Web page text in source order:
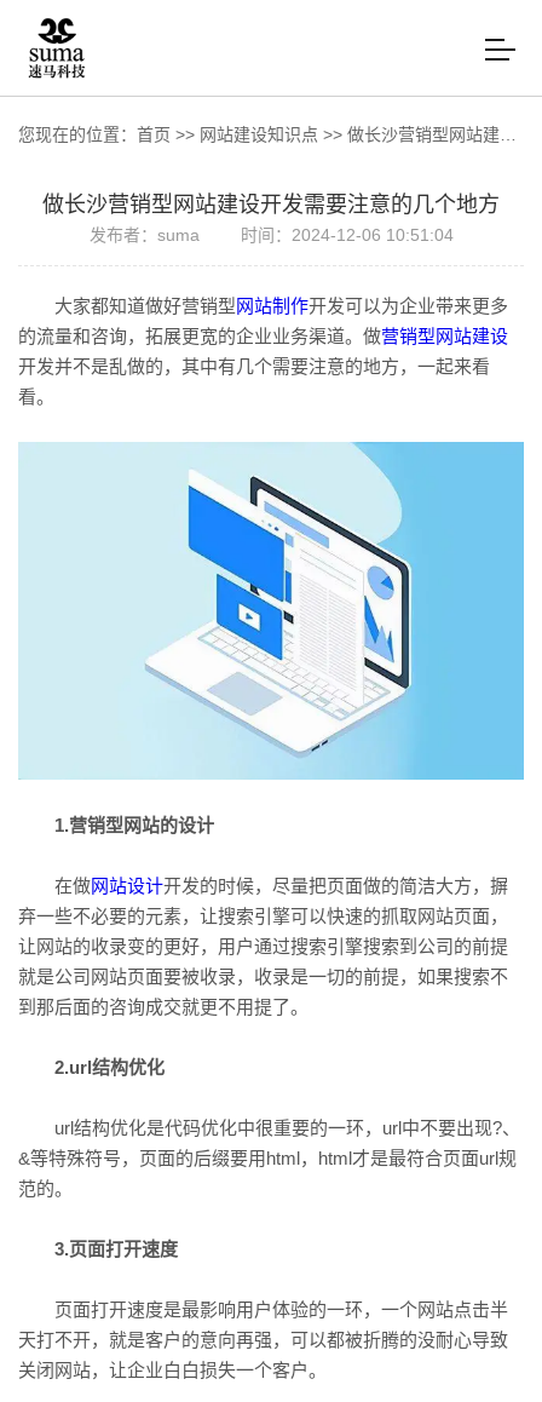
您现在的位置： 首页 >> 网站建设知识点 >> 做长沙营销型网站建设开发需要注意的几个地方
做长沙营销型网站建设开发需要注意的几个地方
发布者：suma 时间：2024-12-06 10:51:04
大家都知道做好营销型网站制作开发可以为企业带来更多
的流量和咨询，拓展更宽的企业业务渠道。做营销型网站建设
开发并不是乱做的，其中有几个需要注意的地方，一起来看
看。
1.营销型网站的设计
在做网站设计开发的时候，尽量把页面做的简洁大方，摒
弃一些不必要的元素，让搜索引擎可以快速的抓取网站页面，
让网站的收录变的更好，用户通过搜索引擎搜索到公司的前提
就是公司网站页面要被收录，收录是一切的前提，如果搜索不
到那后面的咨询成交就更不用提了。
2.url结构优化
url结构优化是代码优化中很重要的一环，url中不要出现?、
&等特殊符号，页面的后缀要用html，html才是最符合页面url规
范的。
3.页面打开速度
页面打开速度是最影响用户体验的一环，一个网站点击半
天打不开，就是客户的意向再强，可以都被折腾的没耐心导致
关闭网站，让企业白白损失一个客户。